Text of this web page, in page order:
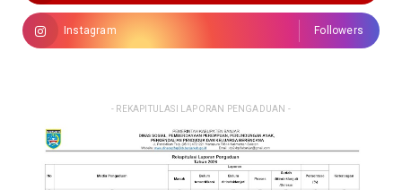
Instagram Followers
- REKAPITULASI LAPORAN PENGADUAN -